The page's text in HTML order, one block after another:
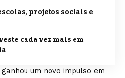
projetos sociais e
cada vez mais em
um novo impulso em